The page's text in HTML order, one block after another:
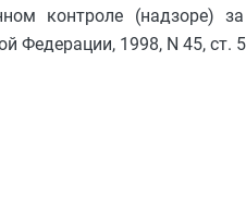
контроле (надзоре)
Федерации, 1998, N 45, ст.